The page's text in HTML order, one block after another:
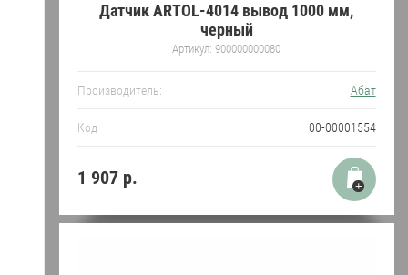
Датчик ARTOL-4014 вывод 1000 мм,
черный
Артикул: 900000000080
Производитель: Абат
Код 00-00001554
1 907р.